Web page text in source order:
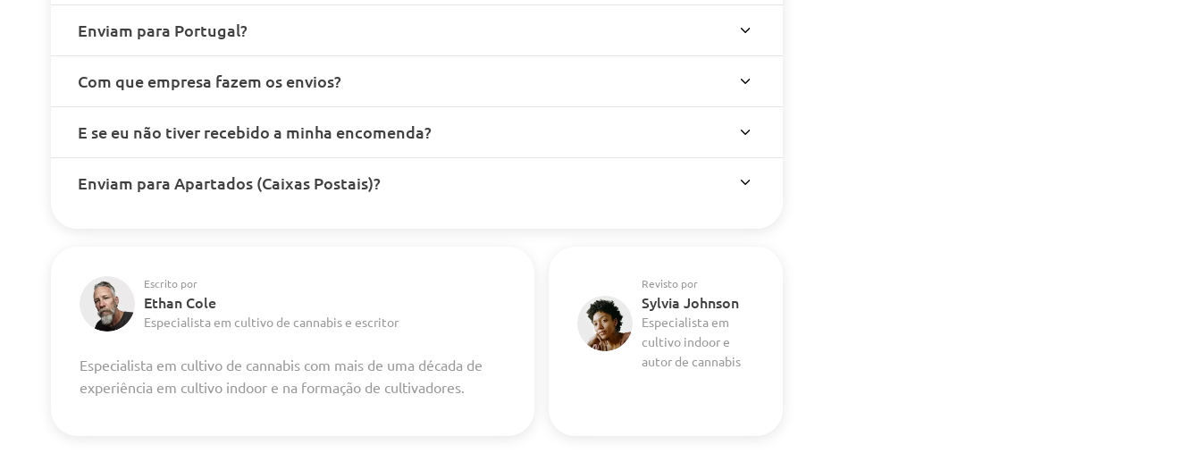
Enviam para Portugal?
Com que empresa fazem os envios?
E se eu não tiver recebido a minha encomenda?
Enviam para Apartados (Caixas Postais)?
Escrito por
Ethan Cole
Especialista em cultivo de cannabis e escritor
Especialista em cultivo de cannabis com mais de uma década de
experiência em cultivo indoor e na formação de cultivadores.
Revisto por
Sylvia Johnson
Especialista em
cultivo indoor e
autor de cannabis